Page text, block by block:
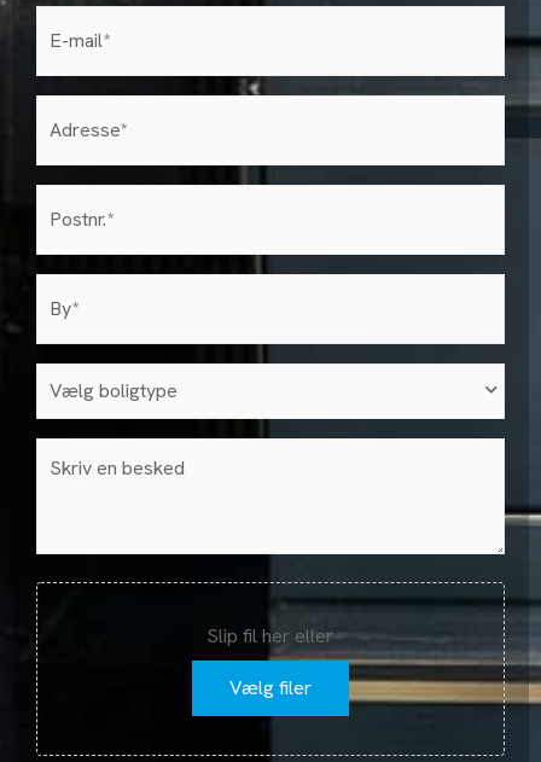
E-
mail
(Påkrævet)
Adresse
(Påkrævet)
postnr
(Påkrævet)
by
(Påkrævet)
Vælg
boligtype
Besked
Fil
Slip fil her eller
Vælg filer